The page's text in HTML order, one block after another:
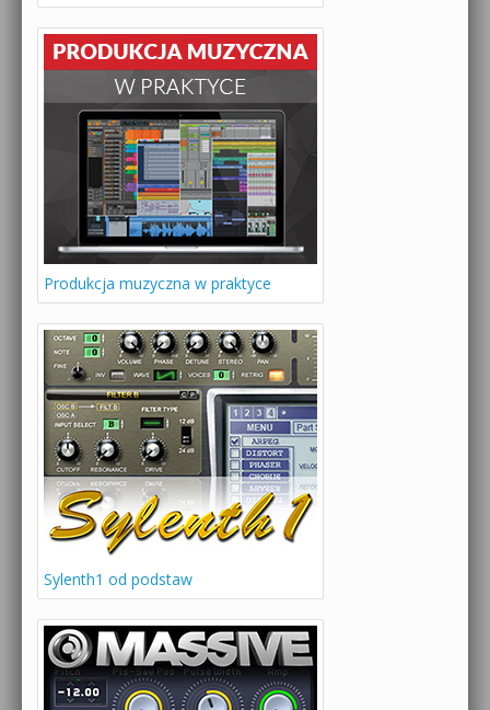
Produkcja muzyczna w praktyce
Sylenth1 od podstaw